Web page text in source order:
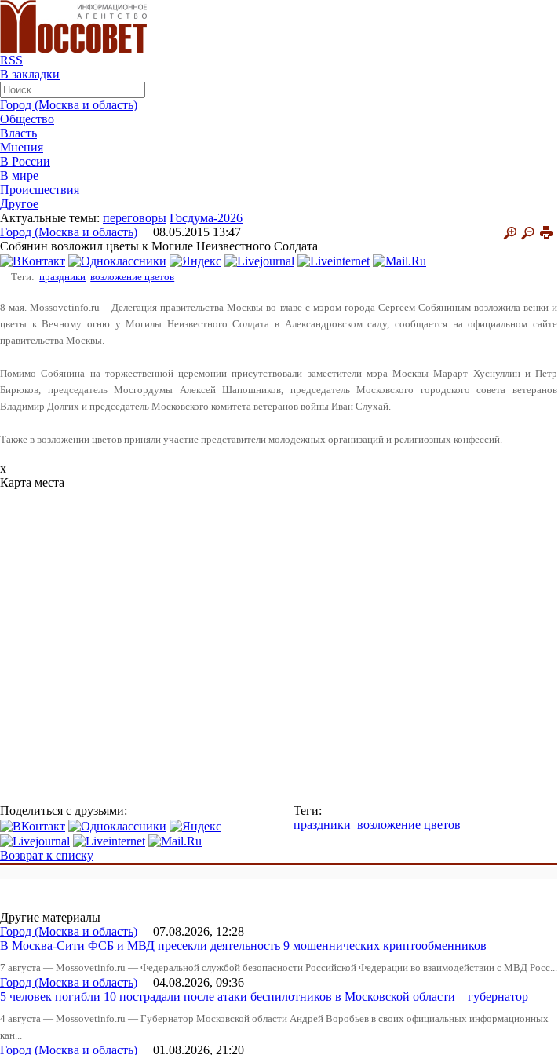
RSS
В закладки
Город (Москва и область)
Общество
Власть
Мнения
В России
В мире
Происшествия
Другое
Актуальные темы: переговоры Госдума-2026
Город (Москва и область) 08.05.2015 13:47
Собянин возложил цветы к Могиле Неизвестного Солдата
Теги: праздники возложение цветов
8 мая. Mossovetinfo.ru – Делегация правительства Москвы во главе с мэром города Сергеем Собяниным возложила венки и
цветы к Вечному огню у Могилы Неизвестного Солдата в Александровском саду, сообщается на официальном сайте
правительства Москвы.
Помимо Собянина на торжественной церемонии присутствовали заместители мэра Москвы Марарт Хуснуллин и Петр
Бирюков, председатель Мосгордумы Алексей Шапошников, председатель Московского городского совета ветеранов
Владимир Долгих и председатель Московского комитета ветеранов войны Иван Слухай.
Также в возложении цветов приняли участие представители молодежных организаций и религиозных конфессий.
x
Карта места
Поделиться с друзьями:
Теги:
праздники возложение цветов
Возврат к списку
Другие материалы
Город (Москва и область) 07.08.2026, 12:28
В Москва-Сити ФСБ и МВД пресекли деятельность 9 мошеннических криптообменников
7 августа — Mossovetinfo.ru — Федеральной службой безопасности Российской Федерации во взаимодействии с МВД Росс...
Город (Москва и область) 04.08.2026, 09:36
5 человек погибли 10 пострадали после атаки беспилотников в Московской области – губернатор
4 августа — Mossovetinfo.ru — Губернатор Московской области Андрей Воробьев в своих официальных информационных
кан...
Город (Москва и область) 01.08.2026, 21:20